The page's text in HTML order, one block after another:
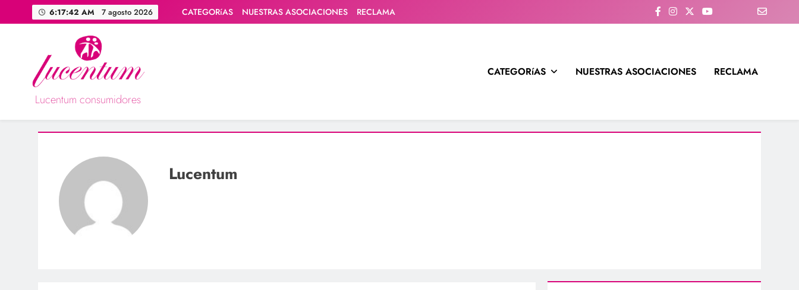
al
6:17:43 AM 7 agosto 2026 CATEGORíAS NUESTRAS ASOCIACIONES RECLAMA
Lucentum consumidores
Asociación de consumidores / consumidoras Lucentum
CATEGORíAS NUESTRAS ASOCIACIONES RECLAMA
Lucentum